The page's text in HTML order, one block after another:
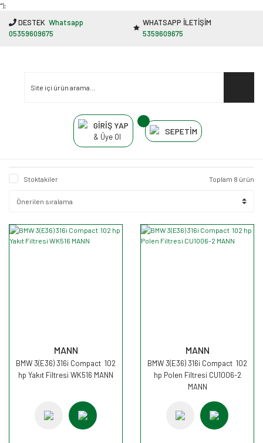
"');
DESTEK Whatsapp
05359609675
WHATSAPP İLETİŞİM
5359609675
GİRİŞ YAP
& Üye Ol
SEPETİM
Stoktakiler Toplam 8 ürün
MANN
BMW 3(E36) 316i Compact 102
hp Yakıt Filtresi WK516 MANN
MANN
BMW 3(E36) 316i Compact 102
hp Polen Filtresi CU1006-2
MANN